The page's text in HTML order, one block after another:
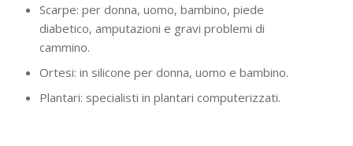
Scarpe: per donna, uomo, bambino, piede
diabetico, amputazioni e gravi problemi di
cammino.
Ortesi: in silicone per donna, uomo e bambino.
Plantari: specialisti in plantari computerizzati.